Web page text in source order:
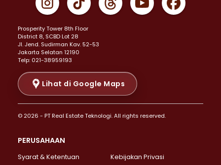
Properti Dijual di Johar Baru >
Properti Dijual di Menteng >
Properti Dijual di Senen >
Properti Dijual di Tanah Abang >
Properti Dijual di Cikini >
Properti Dijual di Kramat >
Properti Dijual di Pasar Baru >
Properti Dijual di Bendungan Hilir >
Properti Dijual di Jakarta Selatan >
Properti Dijual di Lebak Bulus >
Properti Dijual di Gandaria Selatan >
Prosperity Tower 8th Floor
District 8, SCBD Lot 28
JI. Jend. Sudirman Kav. 52-53
Jakarta Selatan 12190
Telp: 021-38959193
Lihat di Google Maps
© 2026 - PT Real Estate Teknologi. All rights reserved.
PERUSAHAAN
Syarat & Ketentuan
Kebijakan Privasi